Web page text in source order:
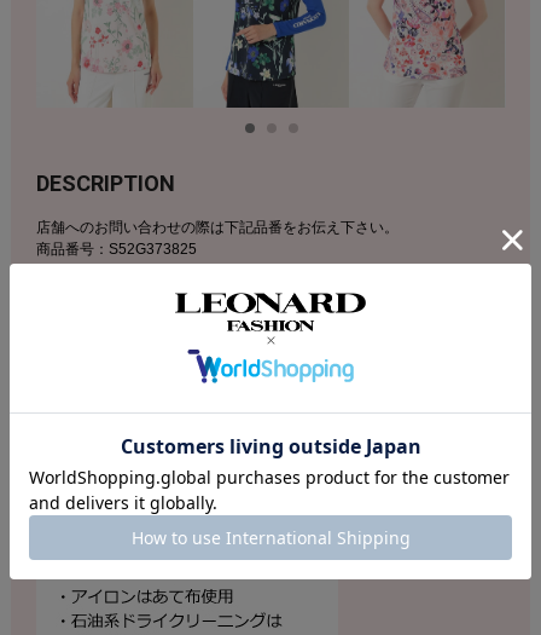
DESCRIPTION
店舗へのお問い合わせの際は下記品番をお伝え下さい。
商品番号：S52G373825
キュートなモチーフ柄を取り入れた華やかな総柄プリントが目を惹く衿
付きカットソー。個性を引き立てる鮮やかなカラーリングのデザイン
は、スタイリングのアクセント使いに最適です。コンパクトなお袖のベ
ーシックなフォルムでボトム合わせしやすいのも嬉しいポイント。鹿の
子生地で仕立てた、スポーツやアクティブなシーンでも爽やかに過ごし